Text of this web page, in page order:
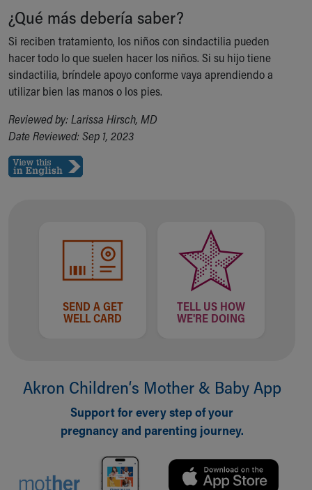
Educational Resources
Injury Prevention
Medical Records
Symptom Checker
Skip to main content
¿Qué más debería saber?
Si reciben tratamiento, los niños con sindactilia pueden
hacer todo lo que suelen hacer los niños. Si su hijo tiene
sindactilia, bríndele apoyo conforme vaya aprendiendo a
utilizar bien las manos o los pies.
Reviewed by: Larissa Hirsch, MD
Date Reviewed: Sep 1, 2023
SEND A GET
WELL CARD
TELL US HOW
WE'RE DOING
Akron Children‘s Mother & Baby App
Support for every step of your
pregnancy and parenting journey.